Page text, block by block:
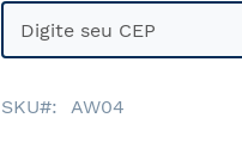
SKU AW04